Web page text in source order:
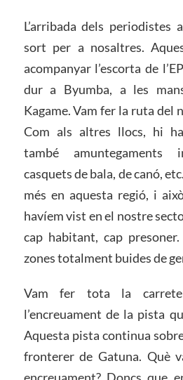
L’arribada dels periodistes
sort per a nosaltres.
acompanyar l’escorta de
dur a Byumba, a les
Kagame. Vam fer la ruta del
Com als altres llocs, hi
també amuntegaments
casquets de bala, de canó,
més en aquesta regió, i
havíem vist en el nostre
cap habitant, cap
zones totalment buides de
Vam fer tota la
l’encreuament de la pista
Aquesta pista continua
fronterer de Gatuna. Què